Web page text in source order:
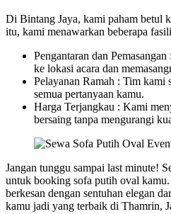
Di Bintang Jaya, kami paham betul
itu, kami menawarkan beberapa
Pengantaran dan
ke lokasi acara dan
Pelayanan Ramah : Tim kami
semua pertanyaan kamu.
Harga Terjangkau : Kami
bersaing tanpa mengurangi
Jangan tunggu sampai last minute!
untuk booking sofa putih oval
berkesan dengan sentuhan elegan
kamu jadi yang terbaik di Thamrin,